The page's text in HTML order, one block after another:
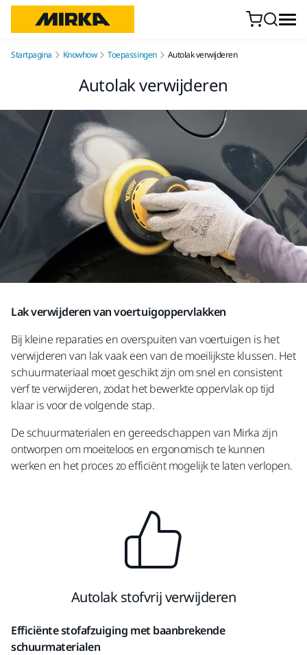
Doorgaan naar inhoud
Startpagina Knowhow Toepassingen Autolak verwijderen
Autolak verwijderen
Lak verwijderen van voertuigoppervlakken
Bij kleine reparaties en overspuiten van voertuigen is het
verwijderen van lak vaak een van de moeilijkste klussen. Het
schuurmateriaal moet geschikt zijn om snel en consistent
verf te verwijderen, zodat het bewerkte oppervlak op tijd
klaar is voor de volgende stap.
De schuurmaterialen en gereedschappen van Mirka zijn
ontworpen om moeiteloos en ergonomisch te kunnen
werken en het proces zo efficiënt mogelijk te laten verlopen.
Autolak stofvrij verwijderen
Efficiënte stofafzuiging met baanbrekende
schuurmaterialen